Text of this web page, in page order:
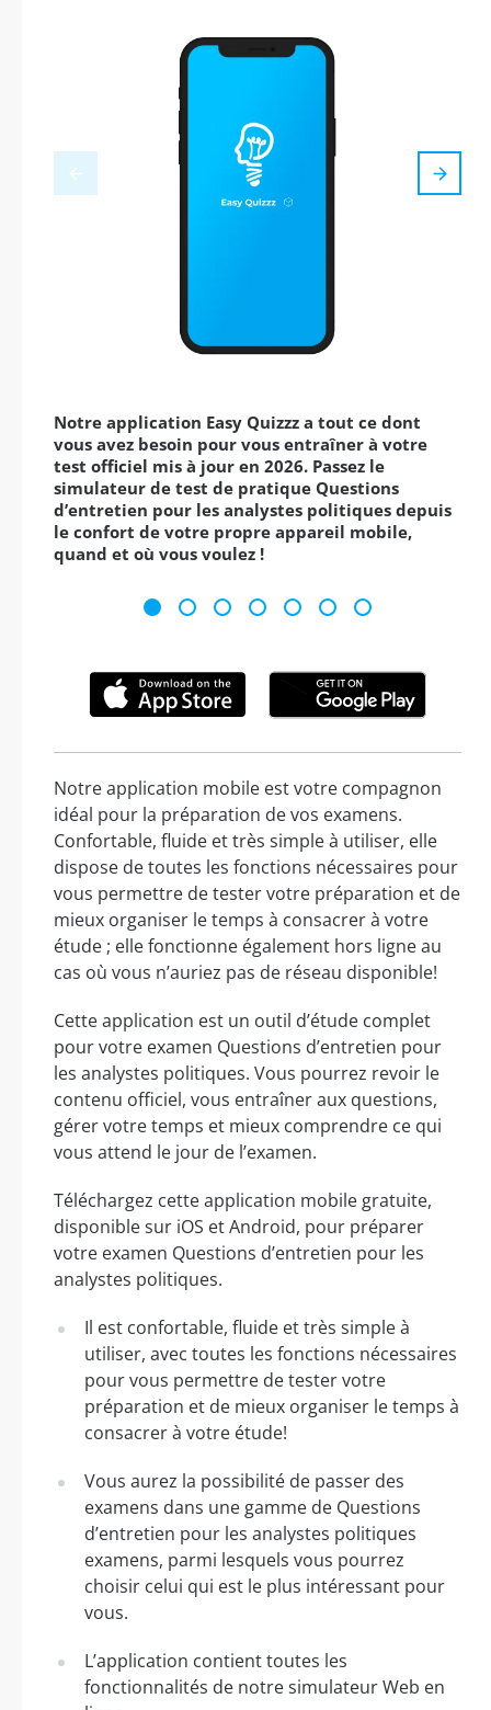
Notre application Easy Quizzz a tout ce dont
vous avez besoin pour vous entraîner à votre
test officiel mis à jour en 2026. Passez le
simulateur de test de pratique Questions
d’entretien pour les analystes politiques depuis
le confort de votre propre appareil mobile,
quand et où vous voulez !
Notre application mobile est votre compagnon
idéal pour la préparation de vos examens.
Confortable, fluide et très simple à utiliser, elle
dispose de toutes les fonctions nécessaires pour
vous permettre de tester votre préparation et de
mieux organiser le temps à consacrer à votre
étude ; elle fonctionne également hors ligne au
cas où vous n’auriez pas de réseau disponible!
Cette application est un outil d’étude complet
pour votre examen Questions d’entretien pour
les analystes politiques. Vous pourrez revoir le
contenu officiel, vous entraîner aux questions,
gérer votre temps et mieux comprendre ce qui
vous attend le jour de l’examen.
Téléchargez cette application mobile gratuite,
disponible sur iOS et Android, pour préparer
votre examen Questions d’entretien pour les
analystes politiques.
Il est confortable, fluide et très simple à
utiliser, avec toutes les fonctions nécessaires
pour vous permettre de tester votre
préparation et de mieux organiser le temps à
consacrer à votre étude!
Vous aurez la possibilité de passer des
examens dans une gamme de Questions
d’entretien pour les analystes politiques
examens, parmi lesquels vous pourrez
choisir celui qui est le plus intéressant pour
vous.
L’application contient toutes les
fonctionnalités de notre simulateur Web en